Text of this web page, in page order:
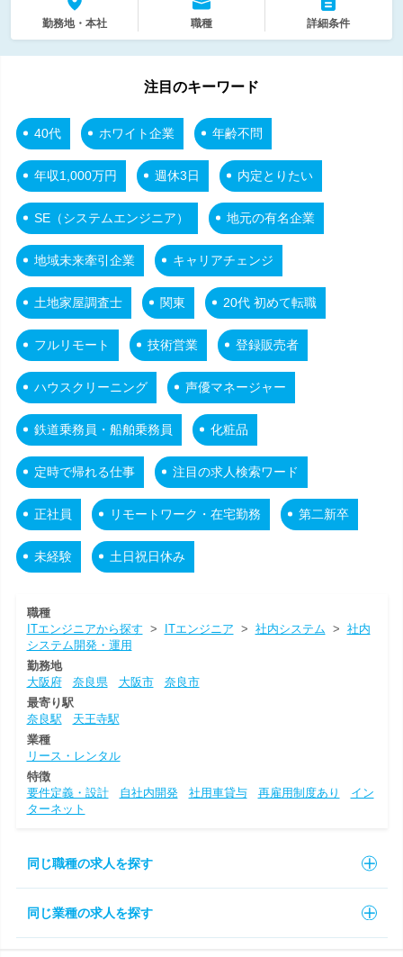
勤務地・本社 職種 詳細条件
注目のキーワード
40代 ホワイト企業 年齢不問
年収1,000万円 週休3日 内定とりたい
SE（システムエンジニア） 地元の有名企業
地域未来牽引企業 キャリアチェンジ
土地家屋調査士 関東 20代 初めて転職
フルリモート 技術営業 登録販売者
ハウスクリーニング 声優マネージャー
鉄道乗務員・船舶乗務員 化粧品
定時で帰れる仕事 注目の求人検索ワード
正社員 リモートワーク・在宅勤務 第二新卒
未経験 土日祝日休み
職種
ITエンジニアから探す > ITエンジニア > 社内システム > 社内
システム開発・運用
勤務地
大阪府
奈良県 大阪市
奈良市
最寄り駅
奈良駅
天王寺駅
業種
リース・レンタル
特徴
要件定義・設計
自社内開発 社用車貸与 再雇用制度あり
イン
ターネット
同じ職種の求人を探す
同じ業種の求人を探す